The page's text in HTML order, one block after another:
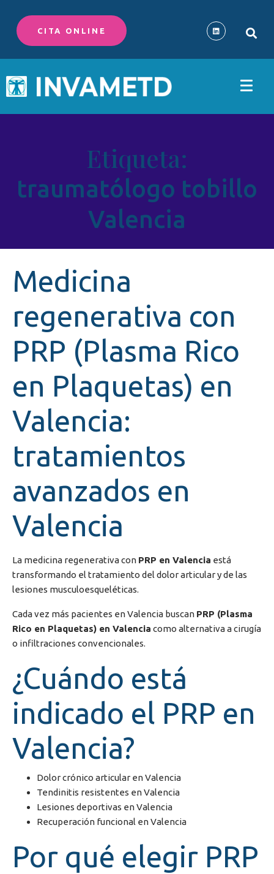
CITA ONLINE
Etiqueta:
traumatólogo tobillo
Valencia
Medicina
regenerativa con
PRP (Plasma Rico
en Plaquetas) en
Valencia:
tratamientos
avanzados en
Valencia
La medicina regenerativa con PRP en Valencia está
transformando el tratamiento del dolor articular y de las
lesiones musculoesqueléticas.
Cada vez más pacientes enValencia buscan PRP (Plasma
Rico en Plaquetas) en Valencia como alternativa a cirugía
o infiltraciones convencionales.
¿Cuándo está
indicado el PRP en
Valencia?
Dolor crónico articular en Valencia
Tendinitis resistentes en Valencia
Lesiones deportivas en Valencia
Recuperación funcional en Valencia
Por qué elegir PRP